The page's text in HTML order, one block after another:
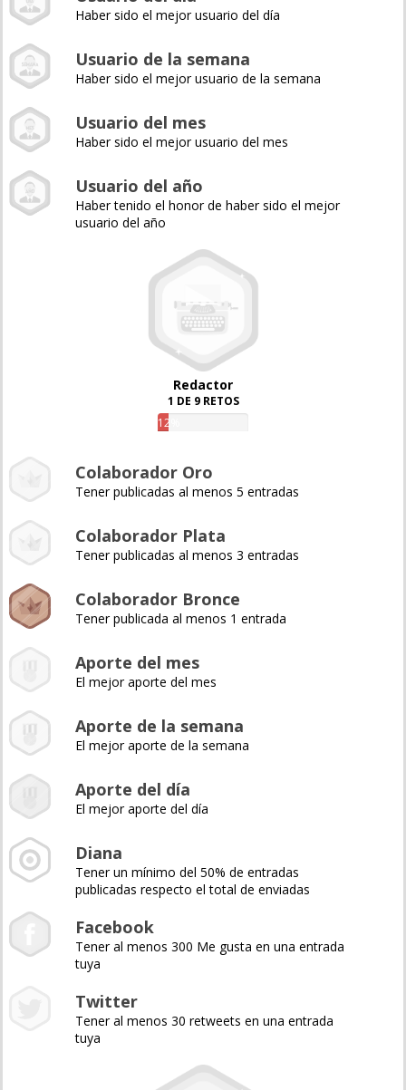
Haber sido el mejor usuario del día
Usuario de la semana
Haber sido el mejor usuario de la semana
Usuario del mes
Haber sido el mejor usuario del mes
Usuario del año
Haber tenido el honor de haber sido el mejor
usuario del año
Redactor
1 DE 9 RETOS
12%
Colaborador Oro
Tener publicadas al menos 5 entradas
Colaborador Plata
Tener publicadas al menos 3 entradas
Colaborador Bronce
Tener publicada al menos 1 entrada
Aporte del mes
El mejor aporte del mes
Aporte de la semana
El mejor aporte de la semana
Aporte del día
El mejor aporte del día
Diana
Tener un mínimo del 50% de entradas
publicadas respecto el total de enviadas
Facebook
Tener al menos 300 Me gusta en una entrada
tuya
Twitter
Tener al menos 30 retweets en una entrada
tuya